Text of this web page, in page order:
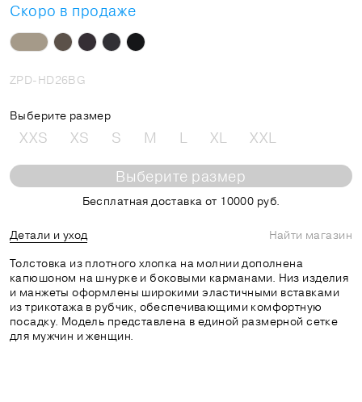
Скоро в продаже
ZPD-HD26BG
Выберите размер
XXS XS S M L XL XXL
Выберите размер
Бесплатная доставка от 10000 руб.
Детали и уход
Найти магазин
Толстовка из плотного хлопка на молнии дополнена
капюшоном на шнурке и боковыми карманами. Низ изделия
и манжеты оформлены широкими эластичными вставками
из трикотажа в рубчик, обеспечивающими комфортную
посадку. Модель представлена в единой размерной сетке
для мужчин и женщин.